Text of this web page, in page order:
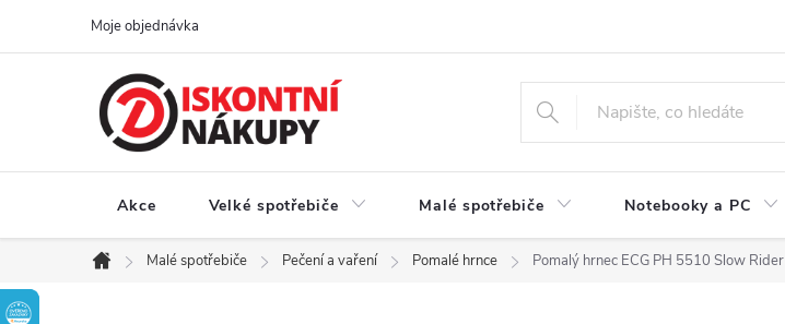
Moje objednávka
Akce Velké spotřebiče Malé spotřebiče Notebooky a PC
Domů
Malé spotřebiče Pečení a vaření Pomalé hrnce Pomalý hrnec ECG PH 5510 Slow Rider